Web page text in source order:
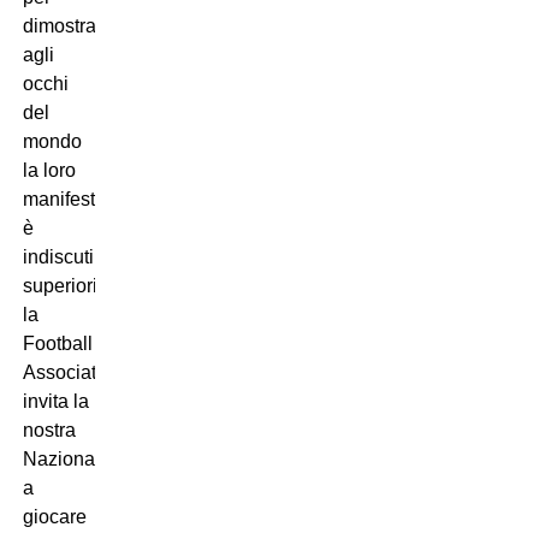
dimostrare
agli
occhi
del
mondo
la loro
manifesta
è
indiscutibile
superiorità,
la
Football
Association
invita la
nostra
Nazionale
a
giocare